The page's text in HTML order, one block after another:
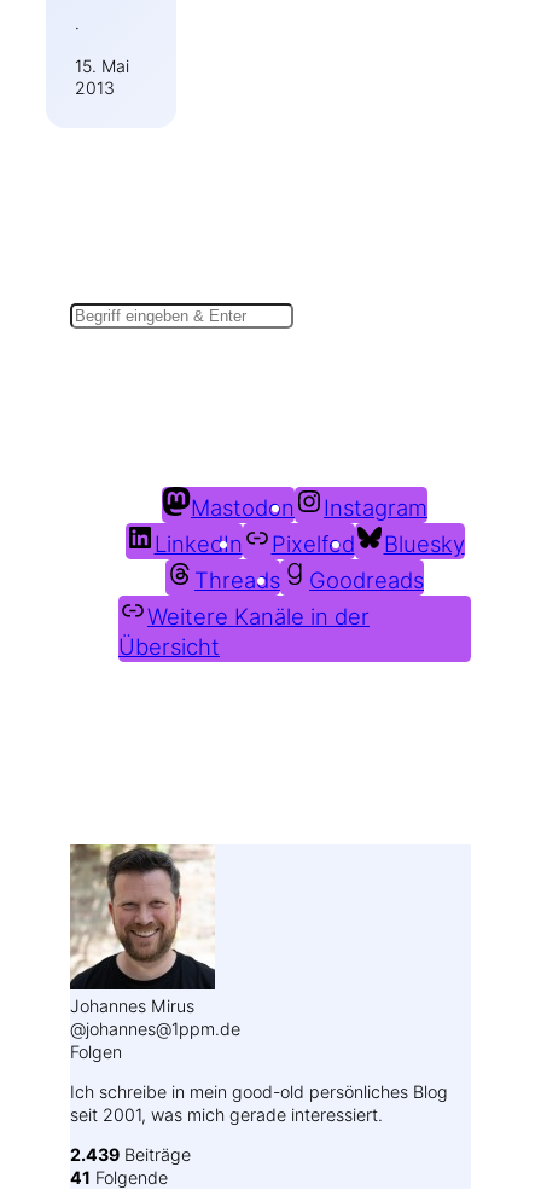
·
15. Mai
2013
Mastodon
Instagram
LinkedIn
Pixelfed
Bluesky
Threads
Goodreads
Weitere Kanäle in der
Übersicht
Johannes Mirus
@johannes@1ppm.de
Folgen
Ich schreibe in mein good-old persönliches Blog
seit 2001, was mich gerade interessiert.
2.439 Beiträge
41 Folgende